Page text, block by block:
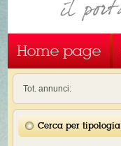
Home page
Tot. annunci:
Cerca per tipologia